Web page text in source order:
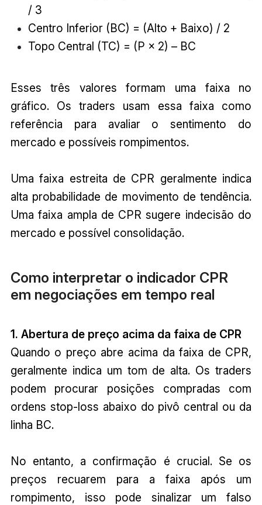
/ 3
Centro Inferior (BC) = (Alto + Baixo) / 2
Topo Central (TC) = (P × 2) – BC
Esses três valores formam uma faixa no
gráfico. Os traders usam essa faixa como
referência para avaliar o sentimento do
mercado e possíveis rompimentos.
Uma faixa estreita de CPR geralmente indica
alta probabilidade de movimento de tendência.
Uma faixa ampla de CPR sugere indecisão do
mercado e possível consolidação.
Como interpretar o indicador CPR
em negociações em tempo real
1. Abertura de preço acima da faixa de CPR
Quando o preço abre acima da faixa de CPR,
geralmente indica um tom de alta. Os traders
podem procurar posições compradas com
ordens stop-loss abaixo do pivô central ou da
linha BC.
No entanto, a confirmação é crucial. Se os
preços recuarem para a faixa após um
rompimento, isso pode sinalizar um falso